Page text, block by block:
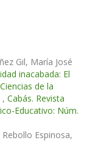
Gil, María José
inacabada: El
de la
, Cabás. Revista
Educativo: Núm.
Espinosa,